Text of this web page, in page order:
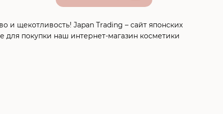
и щекотливость! Japan Trading – сайт японских
для покупки наш интернет-магазин косметики